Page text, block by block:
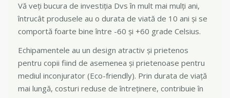
Vă veți bucura de investiția Dvs în mult mai mulți ani,
întrucât produsele au o durata de viată de 10 ani și se
comportă foarte bine între -60 și +60 grade Celsius.
Echipamentele au un design atractiv și prietenos
pentru copii fiind de asemenea și prietenoase pentru
mediul inconjurator (Eco-friendly). Prin durata de viață
mai lungă, costuri reduse de întreținere, contribuie în